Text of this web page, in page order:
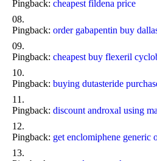
Pingback: cheapest fildena price
Pingback: order gabapentin buy
Pingback: cheapest buy flexeril
Pingback: buying dutasteride
Pingback: discount androxal using
Pingback: get enclomiphene generic